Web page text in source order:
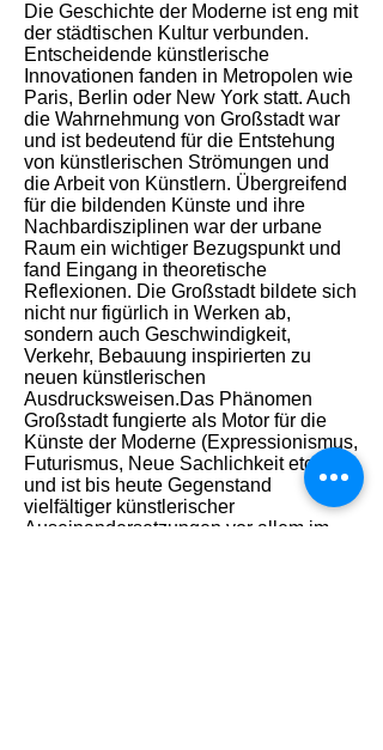
Die Geschichte der Moderne ist eng mit
der städtischen Kultur verbunden.
Entscheidende künstlerische
Innovationen fanden in Metropolen wie
Paris, Berlin oder New York statt. Auch
die Wahrnehmung von Großstadt war
und ist bedeutend für die Entstehung
von künstlerischen Strömungen und
die Arbeit von Künstlern. Übergreifend
für die bildenden Künste und ihre
Nachbardisziplinen war der urbane
Raum ein wichtiger Bezugspunkt und
fand Eingang in theoretische
Reflexionen. Die Großstadt bildete sich
nicht nur figürlich in Werken ab,
sondern auch Geschwindigkeit,
Verkehr, Bebauung inspirierten zu
neuen künstlerischen
Ausdrucksweisen.Das Phänomen
Großstadt fungierte als Motor für die
Künste der Moderne (Expressionismus,
Futurismus, Neue Sachlichkeit etc.)
und ist bis heute Gegenstand
vielfältiger künstlerischer
Auseinandersetzungen vor allem im